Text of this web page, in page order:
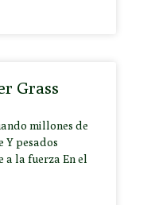
Grass
millones de
Y pesados
a la fuerza En el